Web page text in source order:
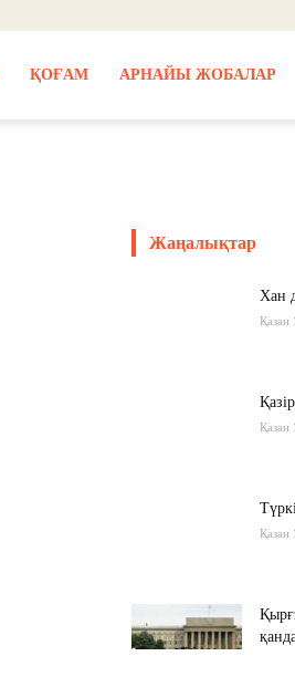
ҚОҒАМ АРНАЙЫ ЖОБАЛАР
Жаңалықтар
Хан
Қазан
Қазан
Қазан